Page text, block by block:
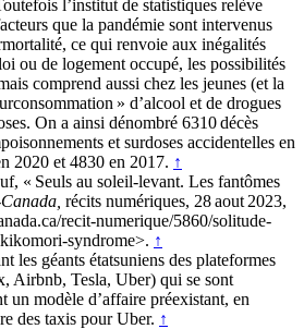
l’institut de statistiques relève
que la pandémie sont intervenus
ce qui renvoie aux inégalités
ou de logement occupé, les possibilités
comprend aussi chez les jeunes (et la
» d’alcool et de drogues
On a ainsi dénombré 6310 décès
et surdoses accidentelles en
2020 et 4830 en 2017. ↑
« Seuls au soleil-levant. Les fantômes
récits numériques, 28 aout 2023,
recit-numerique/5860/solitude-
syndrome>. ↑
les géants étatsuniens des plateformes
Airbnb, Tesla, Uber) qui se sont
un modèle d’affaire préexistant, en
des taxis pour Uber. ↑